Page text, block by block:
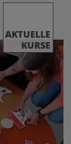
AKTUELLE
KURSE